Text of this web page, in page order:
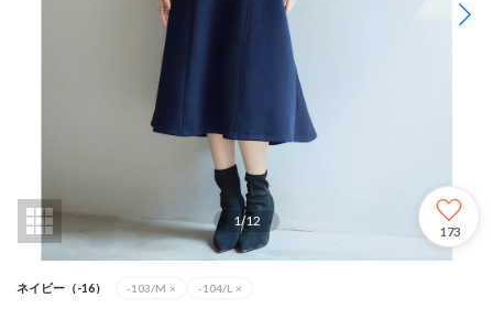
1/12
173
ネイビー（-16） -103/M × -104/L ×